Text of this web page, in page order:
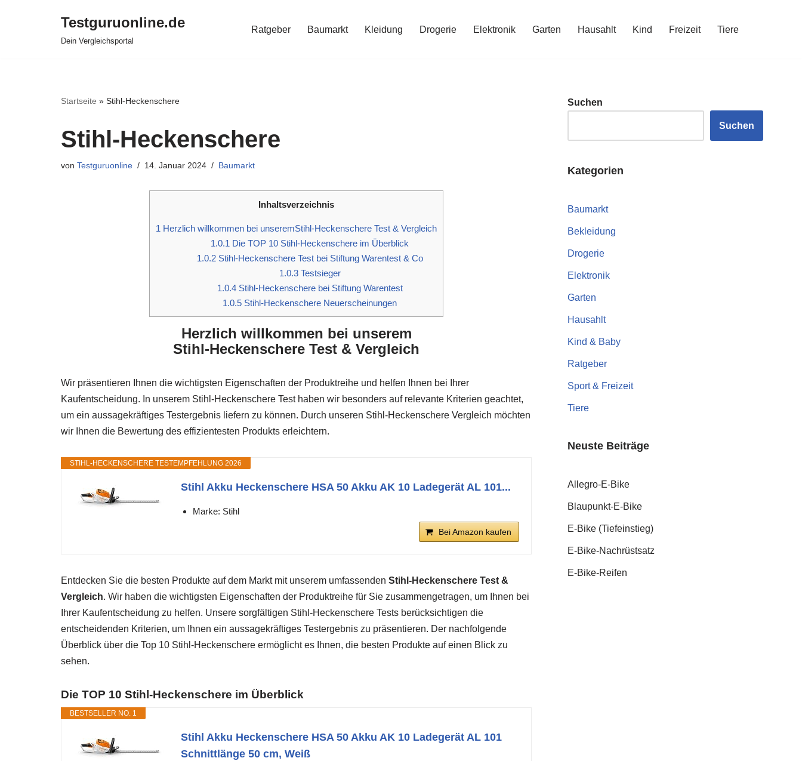
Testguruonline.de
Dein Vergleichsportal
Ratgeber Baumarkt Kleidung Drogerie Elektronik Garten Hausahlt Kind Freizeit Tiere
Startseite » Stihl-Heckenschere
Stihl-Heckenschere
von Testguruonline 14. Januar 2024 Baumarkt
Inhaltsverzeichnis
1 Herzlich willkommen bei unseremStihl-Heckenschere Test & Vergleich
1.0.1 Die TOP 10 Stihl-Heckenschere im Überblick
1.0.2Stihl-Heckenschere Test bei Stiftung Warentest & Co
1.0.3Testsieger
1.0.4Stihl-Heckenschere bei Stiftung Warentest
1.0.5 Stihl-Heckenschere Neuerscheinungen
Herzlich willkommen bei unserem
Stihl-Heckenschere Test & Vergleich
Wir präsentieren Ihnen die wichtigsten Eigenschaften der Produktreihe und helfen Ihnen bei Ihrer
Kaufentscheidung. In unserem Stihl-Heckenschere Test haben wir besonders auf relevante Kriterien geachtet,
um ein aussagekräftiges Testergebnis liefern zu können. Durch unseren Stihl-Heckenschere Vergleich möchten
wir Ihnen die Bewertung des effizientesten Produkts erleichtern.
STIHL-HECKENSCHERE TESTEMPFEHLUNG 2026
Stihl Akku Heckenschere HSA 50 Akku AK 10 Ladegerät AL 101...
Marke: Stihl
Bei Amazon kaufen
Entdecken Sie die besten Produkte auf dem Markt mit unserem umfassenden Stihl-Heckenschere Test &
Vergleich. Wir haben die wichtigsten Eigenschaften der Produktreihe für Sie zusammengetragen, um Ihnen bei
Ihrer Kaufentscheidung zu helfen. Unsere sorgfältigen Stihl-Heckenschere Tests berücksichtigen die
entscheidenden Kriterien, um Ihnen ein aussagekräftiges Testergebnis zu präsentieren. Der nachfolgende
Überblick über die Top 10 Stihl-Heckenschere ermöglicht es Ihnen, die besten Produkte auf einen Blick zu
sehen.
Die TOP 10 Stihl-Heckenschere im Überblick
BESTSELLER NO. 1
Stihl Akku Heckenschere HSA 50 Akku AK 10 Ladegerät AL 101
Schnittlänge 50 cm, Weiß
Suchen
Suchen
Kategorien
Baumarkt
Bekleidung
Drogerie
Elektronik
Garten
Hausahlt
Kind & Baby
Ratgeber
Sport & Freizeit
Tiere
Neuste Beiträge
Allegro-E-Bike
Blaupunkt-E-Bike
E-Bike (Tiefeinstieg)
E-Bike-Nachrüstsatz
E-Bike-Reifen